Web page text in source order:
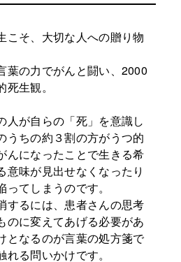
こそ、大切な人への贈り物
葉の力でがんと闘い、2000
生観。
人が自らの「死」を意識し
うちの約３割の方がうつ的
んになったことで生きる希
意味が見出せなくなったり
てしまうのです。
するには、患者さんの思考
のに変えてあげる必要があ
となるのが言葉の処方箋で
る問いかけです。